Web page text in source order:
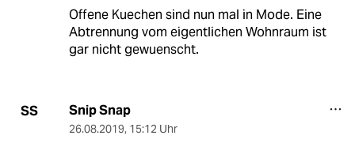
Offene Kuechen sind nun mal in Mode. Eine
Abtrennung vom eigentlichen Wohnraum ist
gar nicht gewuenscht.
SS Snip Snap
26.08.2019, 15:12 Uhr